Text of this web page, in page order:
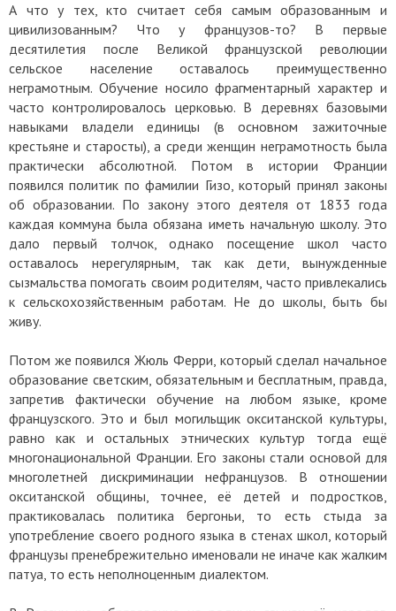
А что у тех, кто считает себя самым образованным и
цивилизованным? Что у французов-то? В первые
десятилетия после Великой французской революции
сельское население оставалось преимущественно
неграмотным. Обучение носило фрагментарный характер и
часто контролировалось церковью. В деревнях базовыми
навыками владели единицы (в основном зажиточные
крестьяне и старосты), а среди женщин неграмотность была
практически абсолютной. Потом в истории Франции
появился политик по фамилии Гизо, который принял законы
об образовании. По закону этого деятеля от 1833 года
каждая коммуна была обязана иметь начальную школу. Это
дало первый толчок, однако посещение школ часто
оставалось нерегулярным, так как дети, вынужденные
сызмальства помогать своим родителям, часто привлекались
к сельскохозяйственным работам. Не до школы, быть бы
живу.
Потом же появился Жюль Ферри, который сделал начальное
образование светским, обязательным и бесплатным, правда,
запретив фактически обучение на любом языке, кроме
французского. Это и был могильщик окситанской культуры,
равно как и остальных этнических культур тогда ещё
многонациональной Франции. Его законы стали основой для
многолетней дискриминации нефранцузов. В отношении
окситанской общины, точнее, её детей и подростков,
практиковалась политика бергоньи, то есть стыда за
употребление своего родного языка в стенах школ, который
французы пренебрежительно именовали не иначе как жалким
патуа, то есть неполноценным диалектом.